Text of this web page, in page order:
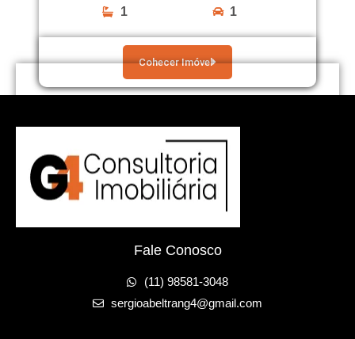
1 1
Cohecer Imóvel
Fale Conosco
(11) 98581-3048
sergioabeltrang4@gmail.com